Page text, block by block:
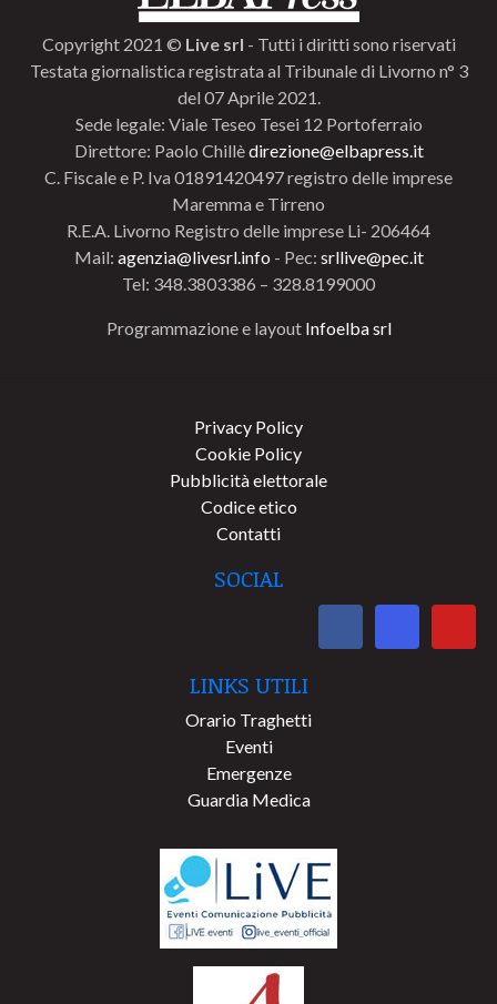
Copyright 2021 © Live srl - Tutti i diritti sono riservati
Testata giornalistica registrata al Tribunale di Livorno n° 3
del 07 Aprile 2021.
Sede legale: Viale Teseo Tesei 12 Portoferraio
Direttore: Paolo Chillèdirezione@elbapress.it
C. Fiscale e P. Iva 01891420497 registro delle imprese
Maremma e Tirreno
R.E.A. Livorno Registro delle imprese Li- 206464
Mail: agenzia@livesrl.info - Pec: srllive@pec.it
Tel: 348.3803386 – 328.8199000
Programmazione e layout Infoelba srl
Privacy Policy
Cookie Policy
Pubblicità elettorale
Codice etico
Contatti
SOCIAL
LINKS UTILI
Orario Traghetti
Eventi
Emergenze
Guardia Medica